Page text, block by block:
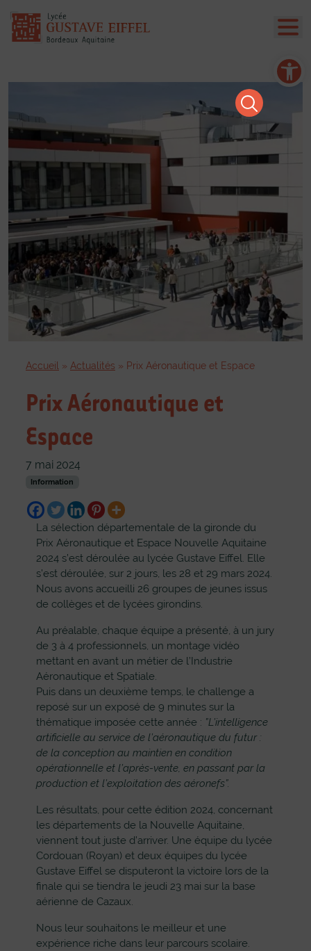
Ouvrir la barre d’outils
Accueil » Actualités » Prix Aéronautique et Espace
Prix Aéronautique et
Espace
7 mai 2024
Information
La sélection départementale de la gironde du
Prix Aéronautique et Espace Nouvelle Aquitaine
2024 s’est déroulée au lycée Gustave Eiffel. Elle
s’est déroulée, sur 2 jours, les 28 et 29 mars 2024.
Nous avons accueilli 26 groupes de jeunes issus
de collèges et de lycées girondins.
Au préalable, chaque équipe a présenté, à un jury
de 3 à 4 professionnels, un montage vidéo
mettant en avant un métier de l’Industrie
Aéronautique et Spatiale.
Puis dans un deuxième temps, le challenge a
reposé sur un exposé de 9 minutes sur la
thématique imposée cette année : ”L’intelligence
artificielle au service de l’aéronautique du futur :
de la conception au maintien en condition
opérationnelle et l’après-vente, en passant par la
production et l’exploitation des aéronefs”.
Les résultats, pour cette édition 2024, concernant
les départements de la Nouvelle Aquitaine,
viennent tout juste d’arriver. Une équipe du lycée
Cordouan (Royan) et deux équipes du lycée
Gustave Eiffel se disputeront la victoire lors de la
finale qui se tiendra le jeudi 23 mai sur la base
aérienne de Cazaux.
Nous leur souhaitons le meilleur et une
expérience riche dans leur parcours scolaire.